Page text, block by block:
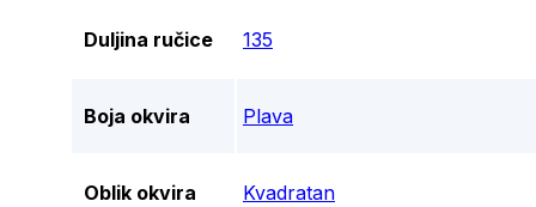
Duljina ručice 135
Boja okvira Plava
Oblik okvira Kvadratan